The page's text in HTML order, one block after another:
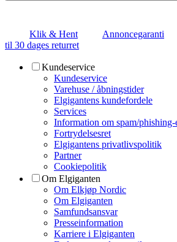
Klik & Hent Annoncegaranti
til 30 dages returret
Kundeservice
Kundeservice
Varehuse / åbningstider
Elgigantens kundefordele
Services
Information om spam/
Fortrydelsesret
Elgigantens privatlivspolitik
Partner
Cookiepolitik
Om Elgiganten
Om Elkjøp Nordic
Om Elgiganten
Samfundsansvar
Presseinformation
Karriere i Elgiganten